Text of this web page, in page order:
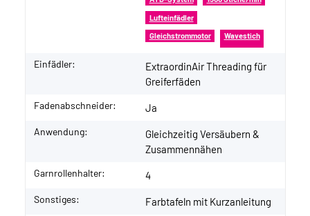
Lufteinfädler
Gleichstrommotor Wavestich
Einfädler:
ExtraordinAir Threading für
Greiferfäden
Fadenabschneider: Ja
Anwendung:
Gleichzeitig Versäubern &
Zusammennähen
Garnrollenhalter: 4
Sonstiges: Farbtafeln mit Kurzanleitung